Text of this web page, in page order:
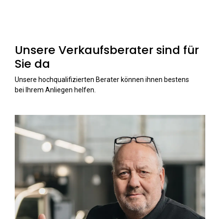
Unsere Verkaufsberater sind für
Sie da
Unsere hochqualifizierten Berater können ihnen bestens
bei Ihrem Anliegen helfen.